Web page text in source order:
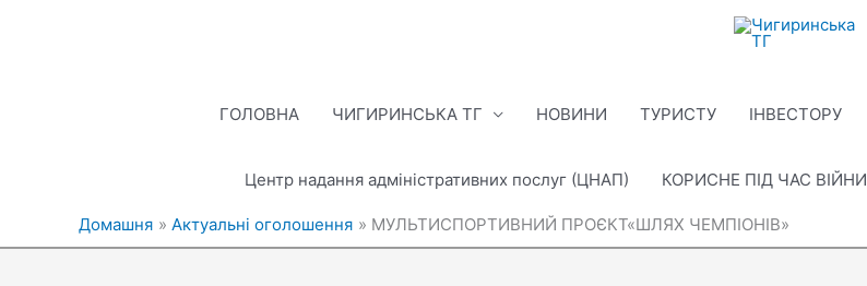
ГОЛОВНА ЧИГИРИНСЬКА ТГ НОВИНИ ТУРИСТУ ІНВЕСТОРУ
Центр надання адміністративних послуг (ЦНАП) КОРИСНЕ ПІД ЧАС ВІЙНИ
Домашня Актуальні оголошення МУЛЬТИСПОРТИВНИЙ ПРОЄКТ«ШЛЯХ ЧЕМПІОНІВ»